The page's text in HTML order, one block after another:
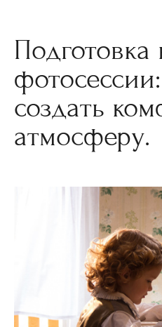
Подготовка
создать
атмосферу.